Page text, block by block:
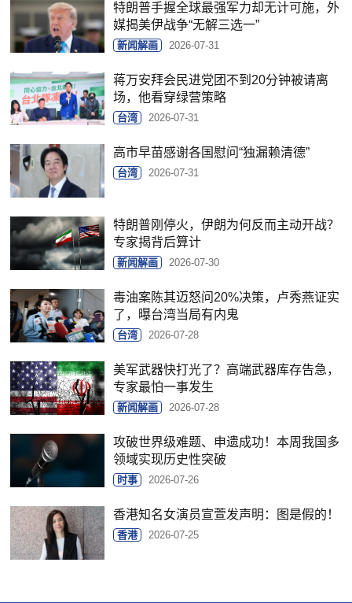
特朗普手握全球最强军力却无计可施，外
媒揭美伊战争“无解三选一”
新闻解画 2026-07-31
蒋万安拜会民进党团不到20分钟被请离
场，他看穿绿营策略
台湾 2026-07-31
高市早苗感谢各国慰问“独漏赖清德”
台湾 2026-07-31
特朗普刚停火，伊朗为何反而主动开战？
专家揭背后算计
新闻解画 2026-07-30
毒油案陈其迈怒问20%决策，卢秀燕证实
了，曝台湾当局有内鬼
台湾 2026-07-28
美军武器快打光了？高端武器库存告急，
专家最怕一事发生
新闻解画 2026-07-28
攻破世界级难题、申遗成功！本周我国多
领域实现历史性突破
时事 2026-07-26
香港知名女演员宣萱发声明：图是假的！
香港 2026-07-25